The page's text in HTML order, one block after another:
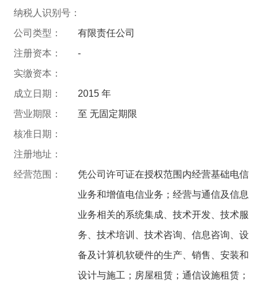
纳税人识别号：
公司类型：
有限责任公司
注册资本：
-
实缴资本：
成立日期：
2015 年
营业期限：
至 无固定期限
核准日期：
注册地址：
经营范围：
凭公司许可证在授权范围内经营基础电信
业务和增值电信业务；经营与通信及信息
业务相关的系统集成、技术开发、技术服
务、技术培训、技术咨询、信息咨询、设
备及计算机软硬件的生产、销售、安装和
设计与施工；房屋租赁；通信设施租赁；